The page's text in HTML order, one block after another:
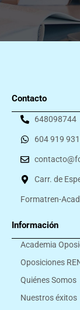
Contacto
648098744
604 919 931
Carr. de
Formatren-
Información
Academia
Oposiciones
Quiénes Somos
Nuestros éxitos